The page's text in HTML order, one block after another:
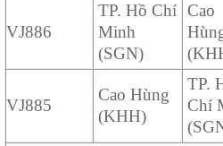
VJ886
TP. Hồ Chí
Minh
(SGN)
Cao
VJ885
Cao Hùng
(KHH)
TP.
Chí